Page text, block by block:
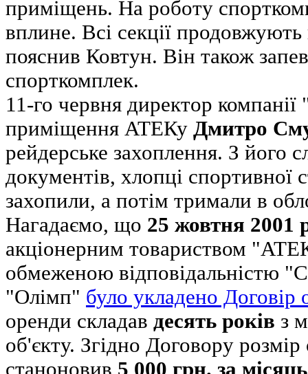
приміщень. На роботу
вплине. Всі секції
пояснив Ковтун. Він також
спорткомплек.
11-го червня директор
приміщення АТЕКу Дмитро
рейдерське захоплення. З його
документів, хлопці спортивної
захопили, а потім тримали в
Нагадаємо, що 25 жовтня 2001
акціонерним товариством
обмеженою відповідальністю
"Олімп" було укладено Договір
оренди складав десять років з
об'єкту. Згідно Договору
станоновив 5 000 грн. за місяць